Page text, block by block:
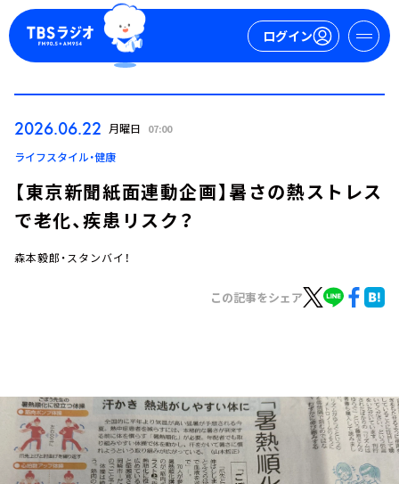
ログイン
ログイン
お知らせ
イベント・グッズ
YouTube
会社情報
2026.06.22 月曜日 07:00
ライフスタイル・健康
【東京新聞紙面連動企画】暑さの熱ストレス
で老化、疾患リスク？
森本毅郎・スタンバイ！
この記事をシェア